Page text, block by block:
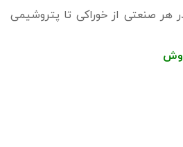
هر صنعتی از خوراکی تا پتروشیمی